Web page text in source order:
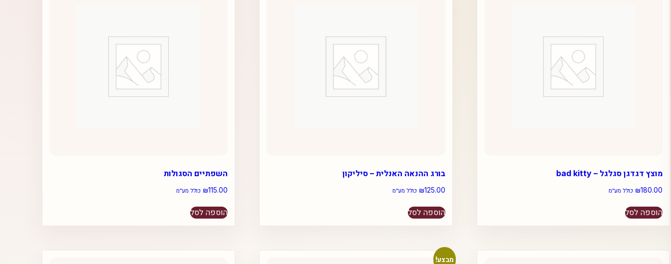
השפתיים הסגולות
₪115.00 כולל מע״מ
הוספה לסל
בורג ההנאה האנלית – סיליקון
₪125.00 כולל מע״מ
הוספה לסל
מוצץ דגדגן סגלגל – bad kitty
₪180.00 כולל מע״מ
הוספה לסל
מבצע!